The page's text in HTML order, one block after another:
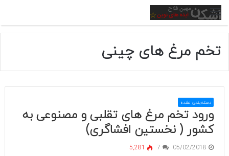
منو
تخم مرغ های چینی
دسته‌بندی نشده
ورود تخم مرغ های تقلبی و مصنوعی به
کشور ( نخستین افشاگری)
05/02/2018
7
5,281